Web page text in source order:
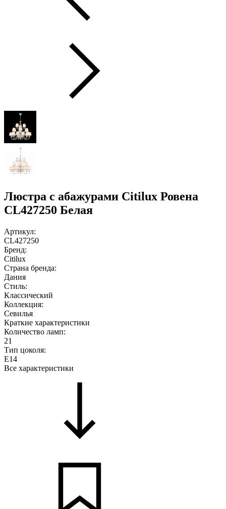
Люстра с абажурами Citilux Ровена
CL427250 Белая
Артикул:
CL427250
Бренд:
Citilux
Страна бренда:
Дания
Стиль:
Классический
Коллекция:
Севилья
Краткие характеристики
Количество ламп:
21
Тип цоколя:
E14
Все характеристики